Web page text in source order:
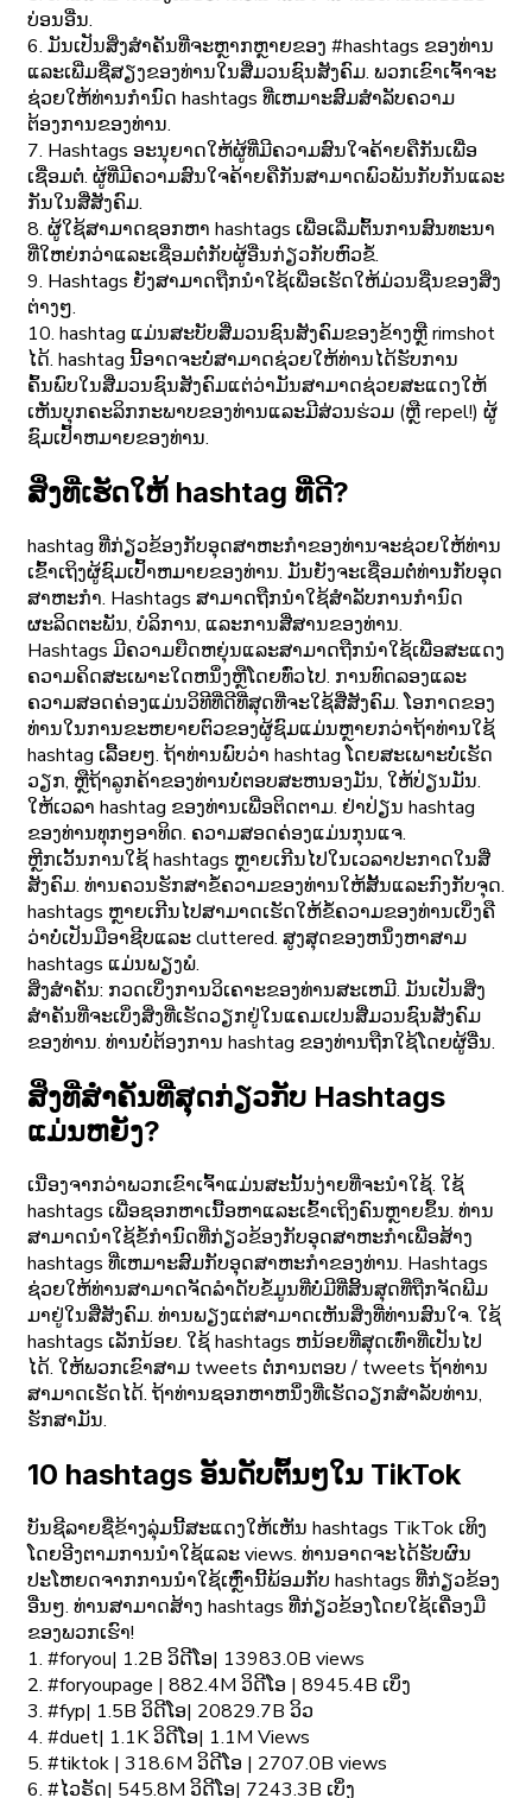
ບ່ອນອື່ນ.
6. ມັນເປັນສິ່ງສໍາຄັນທີ່ຈະຫຼາກຫຼາຍຂອງ #hashtags ຂອງທ່ານ
ແລະເພີ່ມຊື່ສຽງຂອງທ່ານໃນສື່ມວນຊົນສັງຄົມ. ພວກເຂົາເຈົ້າຈະ
ຊ່ວຍໃຫ້ທ່ານກໍານົດ hashtags ທີ່ເຫມາະສົມສໍາລັບຄວາມ
ຕ້ອງການຂອງທ່ານ.
7. Hashtags ອະນຸຍາດໃຫ້ຜູ້ທີ່ມີຄວາມສົນໃຈຄ້າຍຄືກັນເພື່ອ
ເຊື່ອມຕໍ່. ຜູ້ທີ່ມີຄວາມສົນໃຈຄ້າຍຄືກັນສາມາດພົວພັນກັບກັນແລະ
ກັນໃນສື່ສັງຄົມ.
8. ຜູ້ໃຊ້ສາມາດຊອກຫາ hashtags ເພື່ອເລີ່ມຕົ້ນການສົນທະນາ
ທີ່ໃຫຍ່ກວ່າແລະເຊື່ອມຕໍ່ກັບຜູ້ອື່ນກ່ຽວກັບຫົວຂໍ້.
9. Hashtags ຍັງສາມາດຖືກນໍາໃຊ້ເພື່ອເຮັດໃຫ້ມ່ວນຊື່ນຂອງສິ່ງ
ຕ່າງໆ.
10. hashtag ແມ່ນສະບັບສື່ມວນຊົນສັງຄົມຂອງຂ້າງຫຼື rimshot
ໄດ້. hashtag ນີ້ອາດຈະບໍ່ສາມາດຊ່ວຍໃຫ້ທ່ານໄດ້ຮັບການ
ຄົ້ນພົບໃນສື່ມວນຊົນສັງຄົມແຕ່ວ່າມັນສາມາດຊ່ວຍສະແດງໃຫ້
ເຫັນບຸກຄະລິກກະພາບຂອງທ່ານແລະມີສ່ວນຮ່ວມ (ຫຼື repel!) ຜູ້
ຊົມເປົ້າຫມາຍຂອງທ່ານ.
ສິ່ງທີ່ເຮັດໃຫ້ hashtag ທີ່ດີ?
hashtag ທີ່ກ່ຽວຂ້ອງກັບອຸດສາຫະກໍາຂອງທ່ານຈະຊ່ວຍໃຫ້ທ່ານ
ເຂົ້າເຖິງຜູ້ຊົມເປົ້າຫມາຍຂອງທ່ານ. ມັນຍັງຈະເຊື່ອມຕໍ່ທ່ານກັບອຸດ
ສາຫະກໍາ. Hashtags ສາມາດຖືກນໍາໃຊ້ສໍາລັບການກໍານົດ
ຜະລິດຕະພັນ, ບໍລິການ, ແລະການສື່ສານຂອງທ່ານ.
Hashtags ມີຄວາມຍືດຫຍຸ່ນແລະສາມາດຖືກນໍາໃຊ້ເພື່ອສະແດງ
ຄວາມຄິດສະເພາະໃດຫນຶ່ງຫຼືໂດຍທົ່ວໄປ. ການທົດລອງແລະ
ຄວາມສອດຄ່ອງແມ່ນວິທີທີ່ດີທີ່ສຸດທີ່ຈະໃຊ້ສື່ສັງຄົມ. ໂອກາດຂອງ
ທ່ານໃນການຂະຫຍາຍຕົວຂອງຜູ້ຊົມແມ່ນຫຼາຍກວ່າຖ້າທ່ານໃຊ້
hashtag ເລື້ອຍໆ. ຖ້າທ່ານພົບວ່າ hashtag ໂດຍສະເພາະບໍ່ເຮັດ
ວຽກ, ຫຼືຖ້າລູກຄ້າຂອງທ່ານບໍ່ຕອບສະຫນອງມັນ, ໃຫ້ປ່ຽນມັນ.
ໃຫ້ເວລາ hashtag ຂອງທ່ານເພື່ອຕິດຕາມ. ຢ່າປ່ຽນ hashtag
ຂອງທ່ານທຸກໆອາທິດ. ຄວາມສອດຄ່ອງແມ່ນກຸນແຈ.
ຫຼີກເວັ້ນການໃຊ້ hashtags ຫຼາຍເກີນໄປໃນເວລາປະກາດໃນສື່
ສັງຄົມ. ທ່ານຄວນຮັກສາຂໍ້ຄວາມຂອງທ່ານໃຫ້ສັ້ນແລະກົງກັບຈຸດ.
hashtags ຫຼາຍເກີນໄປສາມາດເຮັດໃຫ້ຂໍ້ຄວາມຂອງທ່ານເບິ່ງຄື
ວ່າບໍ່ເປັນມືອາຊີບແລະ cluttered. ສູງສຸດຂອງຫນຶ່ງຫາສາມ
hashtags ແມ່ນພຽງພໍ.
ສິ່ງສໍາຄັນ: ກວດເບິ່ງການວິເຄາະຂອງທ່ານສະເຫມີ. ມັນເປັນສິ່ງ
ສໍາຄັນທີ່ຈະເບິ່ງສິ່ງທີ່ເຮັດວຽກຢູ່ໃນແຄມເປນສື່ມວນຊົນສັງຄົມ
ຂອງທ່ານ. ທ່ານບໍ່ຕ້ອງການ hashtag ຂອງທ່ານຖືກໃຊ້ໂດຍຜູ້ອື່ນ.
ສິ່ງທີ່ສໍາຄັນທີ່ສຸດກ່ຽວກັບ Hashtags
ແມ່ນຫຍັງ?
ເນື່ອງຈາກວ່າພວກເຂົາເຈົ້າແມ່ນສະນັ້ນງ່າຍທີ່ຈະນໍາໃຊ້. ໃຊ້
hashtags ເພື່ອຊອກຫາເນື້ອຫາແລະເຂົ້າເຖິງຄົນຫຼາຍຂຶ້ນ. ທ່ານ
ສາມາດນໍາໃຊ້ຂໍ້ກໍານົດທີ່ກ່ຽວຂ້ອງກັບອຸດສາຫະກໍາເພື່ອສ້າງ
hashtags ທີ່ເຫມາະສົມກັບອຸດສາຫະກໍາຂອງທ່ານ. Hashtags
ຊ່ວຍໃຫ້ທ່ານສາມາດຈັດລໍາດັບຂໍ້ມູນທີ່ບໍ່ມີທີ່ສິ້ນສຸດທີ່ຖືກຈັດພີມ
ມາຢູ່ໃນສື່ສັງຄົມ. ທ່ານພຽງແຕ່ສາມາດເຫັນສິ່ງທີ່ທ່ານສົນໃຈ. ໃຊ້
hashtags ເລັກນ້ອຍ. ໃຊ້ hashtags ຫນ້ອຍທີ່ສຸດເທົ່າທີ່ເປັນໄປ
ໄດ້. ໃຫ້ພວກເຂົາສາມ tweets ຕໍ່ການຕອບ / tweets ຖ້າທ່ານ
ສາມາດເຮັດໄດ້. ຖ້າທ່ານຊອກຫາຫນຶ່ງທີ່ເຮັດວຽກສໍາລັບທ່ານ,
ຮັກສາມັນ.
10 hashtags ອັນດັບຕົ້ນໆໃນ TikTok
ບັນຊີລາຍຊື່ຂ້າງລຸ່ມນີ້ສະແດງໃຫ້ເຫັນ hashtags TikTok ເທິງ
ໂດຍອີງຕາມການນໍາໃຊ້ແລະ views. ທ່ານອາດຈະໄດ້ຮັບຜົນ
ປະໂຫຍດຈາກການນໍາໃຊ້ເຫຼົ່ານີ້ພ້ອມກັບ hashtags ທີ່ກ່ຽວຂ້ອງ
ອື່ນໆ. ທ່ານສາມາດສ້າງ hashtags ທີ່ກ່ຽວຂ້ອງໂດຍໃຊ້ເຄື່ອງມື
ຂອງພວກເຮົາ!
1. #foryou| 1.2B ວິດີໂອ| 13983.0B views
2. #foryoupage | 882.4M ວິດີໂອ | 8945.4B ເບິ່ງ
3. #fyp| 1.5B ວິດີໂອ| 20829.7B ວິວ
4. #duet| 1.1K ວິດີໂອ| 1.1M Views
5. #tiktok | 318.6M ວິດີໂອ | 2707.0B views
6. #ໄວຣັດ| 545.8M ວິດີໂອ| 7243.3B ເບິ່ງ